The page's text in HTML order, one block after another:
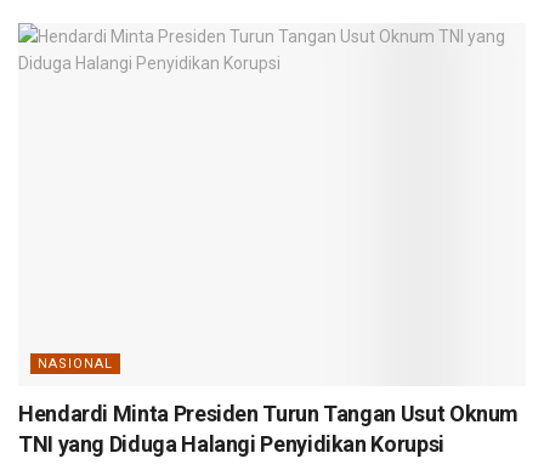
NASIONAL
Hendardi Minta Presiden Turun Tangan Usut Oknum
TNI yang Diduga Halangi Penyidikan Korupsi